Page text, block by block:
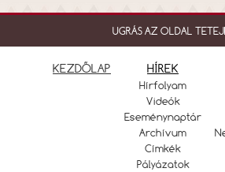
UGRÁS AZ OLDAL
KEZDŐLAP HÍREK
Hírfolyam
Videók
Eseménynaptár
Archívum
Címkék
Pályázatok